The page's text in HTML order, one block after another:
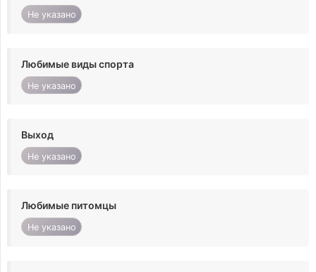
Не указано
Любимые виды спорта
Не указано
Выход
Не указано
Любимые питомцы
Не указано